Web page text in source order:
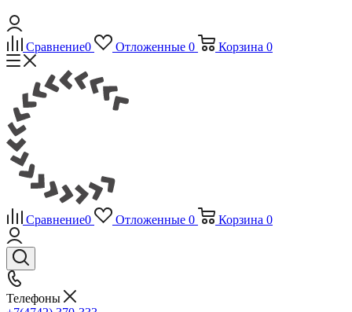
Сравнение0 Отложенные 0 Корзина 0
Сравнение0 Отложенные 0 Корзина 0
Телефоны